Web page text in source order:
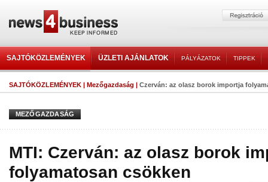
SAJTÓKÖZLEMÉNYEK ÜZLETI AJÁNLATOK PÁLYÁZATOK TIPPEK
SAJTÓKÖZLEMÉNYEK | Mezőgazdaság | Czerván: az olasz borok importja
MEZŐGAZDASÁG
MTI: Czerván: az olasz borok
folyamatosan csökken